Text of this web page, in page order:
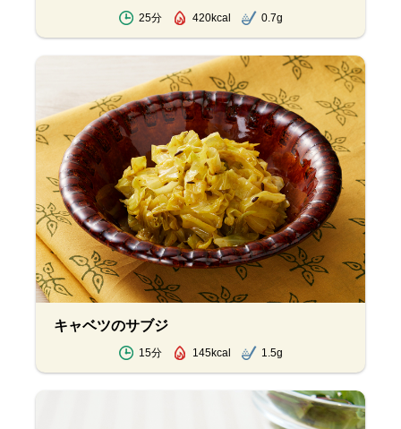
25分 420kcal 0.7g
キャベツのサブジ
15分 145kcal 1.5g